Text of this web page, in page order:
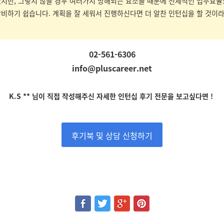
하기 쉽습니다. 계획을 잘 세워서 진행하신다면 더 알찬 인턴십을 할 것이
02-561-6306
info@pluscareer.net
K.S ** 님이 직접 작성해주신 자세한 인턴십 후기 전문을 보고싶다면 !
후기북 및 상담 신청하기